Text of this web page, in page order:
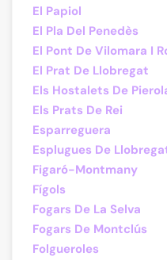
El Papiol
El Pla Del Penedès
El Pont De Vilomara I
El Prat De Llobregat
Els Hostalets De
Els Prats De Rei
Esparreguera
Esplugues De
Figaró-Montmany
Fígols
Fogars De La Selva
Fogars De Montclús
Folgueroles